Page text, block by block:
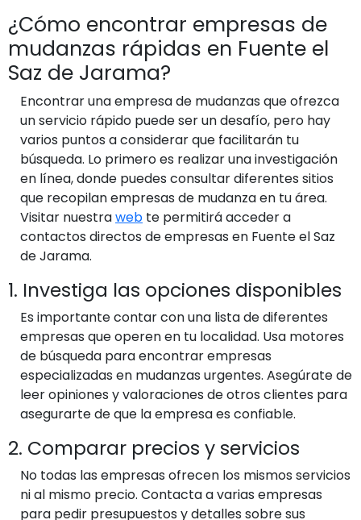
¿Cómo encontrar empresas de
mudanzas rápidas en Fuente el
Saz de Jarama?
Encontrar una empresa de mudanzas que ofrezca
un servicio rápido puede ser un desafío, pero hay
varios puntos a considerar que facilitarán tu
búsqueda. Lo primero es realizar una investigación
en línea, donde puedes consultar diferentes sitios
que recopilan empresas de mudanza en tu área.
Visitar nuestraweb te permitirá acceder a
contactos directos de empresas en Fuente el Saz
de Jarama.
1. Investiga las opciones disponibles
Es importante contar con una lista de diferentes
empresas que operen en tu localidad. Usa motores
de búsqueda para encontrar empresas
especializadas en mudanzas urgentes. Asegúrate de
leer opiniones y valoraciones de otros clientes para
asegurarte de que la empresa es confiable.
2. Comparar precios y servicios
No todas las empresas ofrecen los mismos servicios
ni al mismo precio. Contacta a varias empresas
para pedir presupuestos y detalles sobre sus